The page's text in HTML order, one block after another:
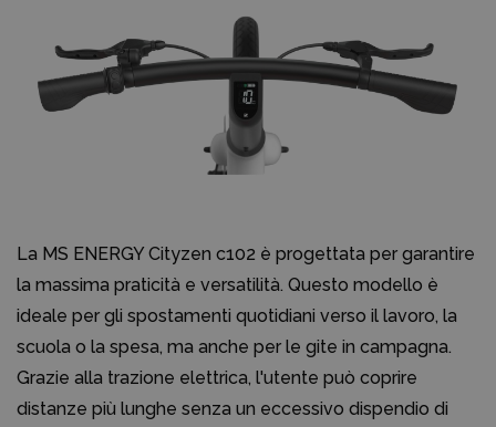
La MS ENERGY Cityzen c102 è progettata per garantire
la massima praticità e versatilità. Questo modello è
ideale per gli spostamenti quotidiani verso il lavoro, la
scuola o la spesa, ma anche per le gite in campagna.
Grazie alla trazione elettrica, l'utente può coprire
distanze più lunghe senza un eccessivo dispendio di